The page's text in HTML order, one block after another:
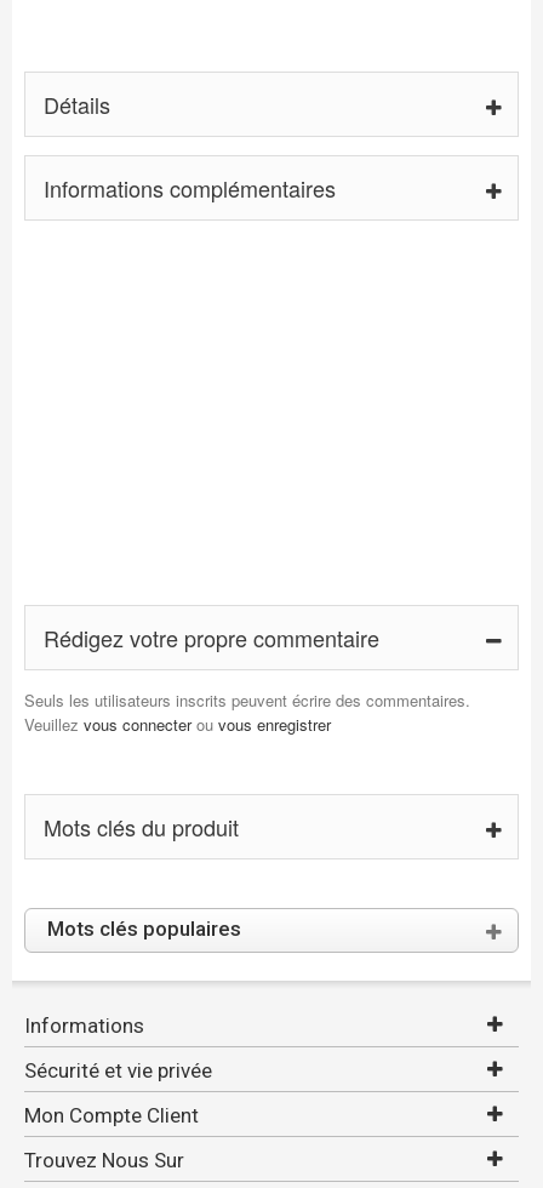
Détails
Informations complémentaires
Rédigez votre propre commentaire
Seuls les utilisateurs inscrits peuvent écrire des commentaires.
Veuillez vous connecterou vous enregistrer
Mots clés du produit
Mots clés populaires
Informations
Sécurité et vie privée
Mon Compte Client
Trouvez Nous Sur